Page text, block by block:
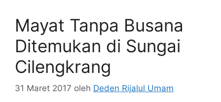
Mayat Tanpa Busana
Ditemukan di Sungai
Cilengkrang
31 Maret 2017 oleh Deden Rijalul Umam